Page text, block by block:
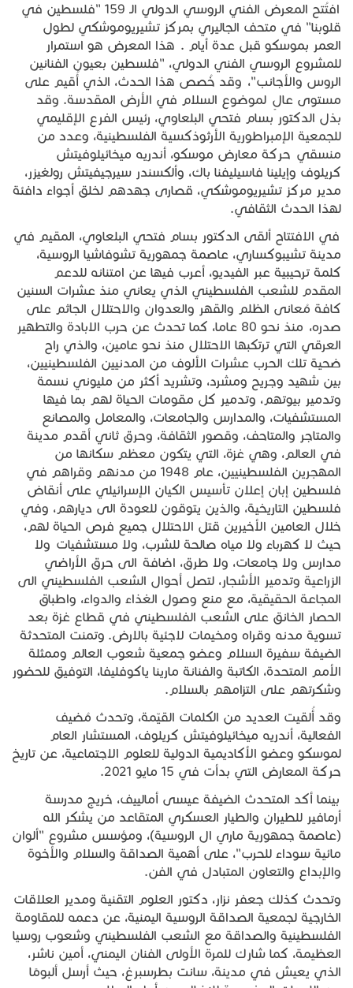
افتُتح المعرض الفني الروسي الدولي الـ 159 "فلسطين في
قلوبنا" في متحف الجاليري بمركز تشيريوموشكي لطول
العمر بموسكو قبل عدة أيام . هذا المعرض هو استمرار
للمشروع الروسي الفني الدولي، "فلسطين بعيون الفنانين
الروس والأجانب"، وقد خُصص هذا الحدث، الذي أُقيم على
مستوى عالٍ لموضوع السلام في الأرض المقدسة. وقد
بذل الدكتور بسام فتحي البلعاوي، رئيس الفرع الإقليمي
للجمعية الإمبراطورية الأرثوذكسية الفلسطينية، وعدد من
منسقي حركة معارض موسكو، أندريه ميخائيلوفيتش
كريلوف وإيلينا فاسيليفنا باك، وألكسندر سيرجيفيتش رولغيزر،
مدير مركز تشيريوموشكي، قصارى جهدهم لخلق أجواء دافئة
لهذا الحدث الثقافي.
في الافتتاح ألقى الدكتور بسام فتحي البلعاوي، المقيم في
مدينة تشيبوكساري، عاصمة جمهورية تشوفاشيا الروسية،
كلمة ترحيبية عبر الفيديو، أعرب فيها عن امتنانه للدعم
المقدم للشعب الفلسطيني الذي يعاني منذ عشرات السنين
كافة مُعانى الظلم والقهر والعدوان والاحتلال الجاثم على
صدره، منذ نحو 80 عاما، كما تحدث عن حرب الابادة والتطهير
العرقي التي ترتكبها الاحتلال منذ نحو عامين، والذي راح
ضحية تلك الحرب عشرات الألوف من المدنيين الفلسطينيين،
بين شهيد وجريح ومشرد، وتشريد أكثر من مليوني نسمة
وتدمير بيوتهم، وتدمير كل مقومات الحياة لهم بما فيها
المستشفيات، والمدارس والجامعات، والمعامل والمصانع
والمتاجر والمتاحف، وقصور الثقافة، وحرق ثاني أقدم مدينة
في العالم، وهي غزة، التي يتكون معظم سكانها من
المهجرين الفلسطينيين، عام 1948 من مدنهم وقراهم في
فلسطين إبان إعلان تأسيس الكيان الإسرائيلي على أنقاض
فلسطين التاريخية، والذين يتوقون للعودة الى ديارهم، وفي
خلال العامين الأخيرين قتل الاحتلال جميع فرص الحياة لهم،
حيث لا كهرباء ولا مياه صالحة للشرب، ولا مستشفيات ولا
مدارس ولا جامعات، ولا طرق، اضافة الى حرق الأراضي
الزراعية وتدمير الأشجار، لتصل أحوال الشعب الفلسطيني الى
المجاعة الحقيقية، مع منع وصول الغذاء والدواء، واطباق
الحصار الخانق على الشعب الفلسطيني في قطاع غزة بعد
تسوية مدنه وقراه ومخيمات لاجئية بالارض. وتمنت المتحدثة
الضيفة سفيرة السلام وعضو جمعية شعوب العالم وممثلة
الأمم المتحدة، الكاتبة والفنانة مارينا ياكوفليفا، التوفيق للحضور
وشكرتهم على التزامهم بالسلام.
وقد أُلقيت العديد من الكلمات القيّمة، وتحدث مُضيف
الفعالية، أندريه ميخائيلوفيتش كريلوف، المستشار العام
لموسكو وعضو الأكاديمية الدولية للعلوم الاجتماعية، عن تاريخ
حركة المعارض التي بدأت في 15 مايو 2021.
بينما أكد المتحدث الضيفة عيسى أمالييف، خريج مدرسة
أرمافير للطيران والطيار العسكري المتقاعد من يشكر الله
(عاصمة جمهورية ماري ال الروسية)، ومؤسس مشروع "ألوان
مائية سوداء للحرب"، على أهمية الصداقة والسلام والأخوة
والإبداع والتعاون المتبادل في الفن.
وتحدث كذلك جعفر نزار، دكتور العلوم التقنية ومدير العلاقات
الخارجية لجمعية الصداقة الروسية اليمنية، عن دعمه للمقاومة
الفلسطينية والصداقة مع الشعب الفلسطيني وشعوب روسيا
العظيمة، كما شارك للمرة الأولى الفنان اليمني، أمين ناشر،
الذي يعيش في مدينة، سانت بطرسبرغ، حيث أرسل ألبومًا